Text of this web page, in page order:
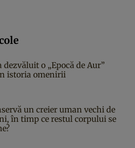
o „Epocă de Aur”
istoria omenirii
un creier uman vechi de
în timp ce restul corpului se